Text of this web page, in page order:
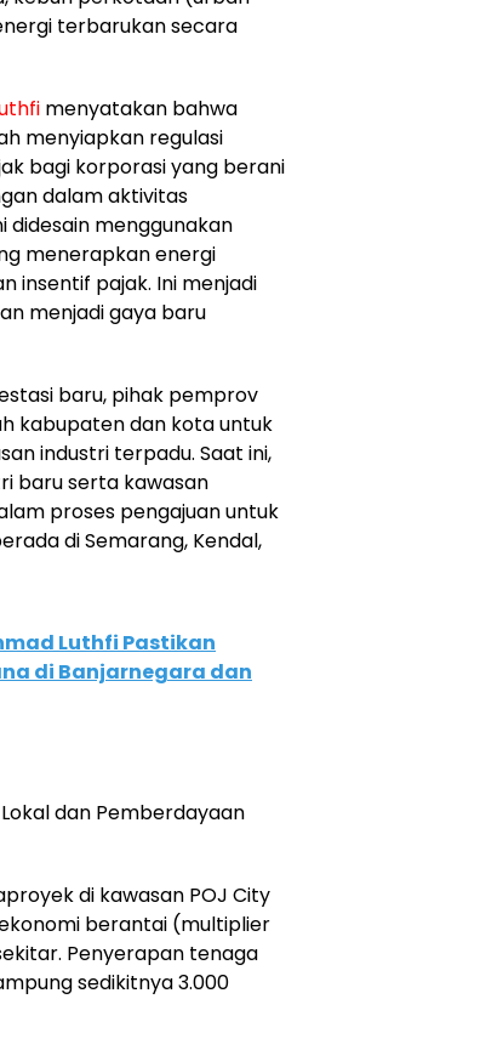
terbarukan secara
menyatakan bahwa
menyiapkan regulasi
bagi korporasi yang berani
dalam aktivitas
didesain menggunakan
menerapkan energi
insentif pajak. Ini menjadi
menjadi gaya baru
baru, pihak pemprov
kabupaten dan kota untuk
industri terpadu. Saat ini,
baru serta kawasan
proses pengajuan untuk
di Semarang, Kendal,
Luthfi Pastikan
di Banjarnegara dan
dan Pemberdayaan
di kawasan POJ City
berantai (multiplier
Penyerapan tenaga
sedikitnya 3.000